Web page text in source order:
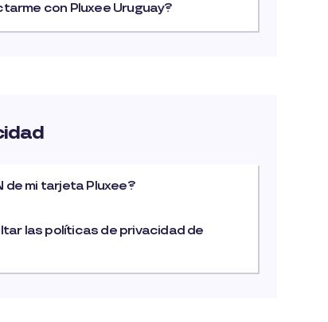
con Pluxee Uruguay?
de mi tarjeta Pluxee?
las políticas de privacidad de